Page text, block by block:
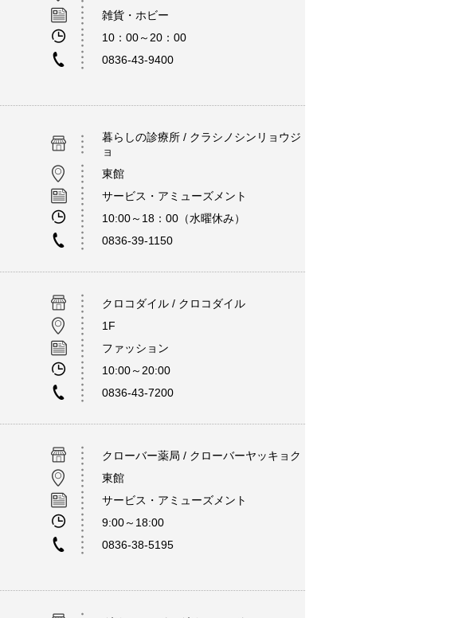
雑貨・ホビー
10：00～20：00
0836-43-9400
暮らしの診療所 / クラシノシンリョウジ
ョ
東館
サービス・アミューズメント
10:00～18：00（水曜休み）
0836-39-1150
クロコダイル / クロコダイル
1F
ファッション
10:00～20:00
0836-43-7200
クローバー薬局 / クローバーヤッキョク
東館
サービス・アミューズメント
9:00～18:00
0836-38-5195